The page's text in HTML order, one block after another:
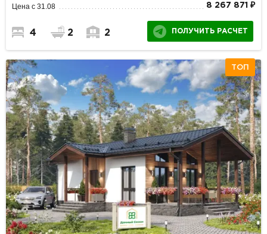
Цена с 31.08 8 267 871 ₽
4 2 2 ПОЛУЧИТЬ РАСЧЕТ
ТОП